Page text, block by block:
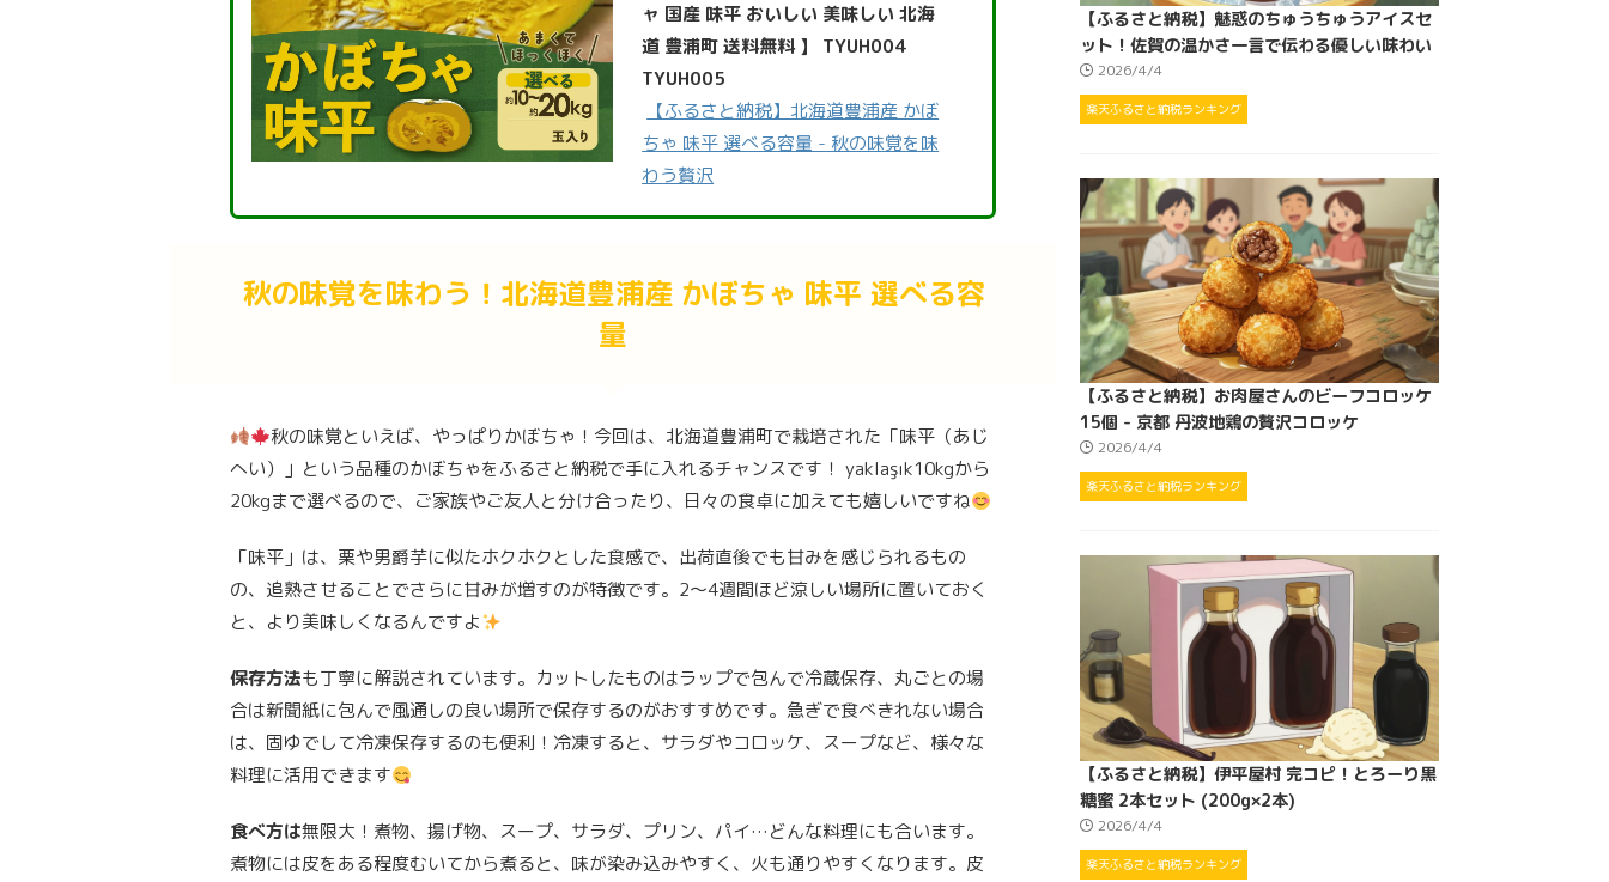
ャ 国産 味平 おいしい 美味しい 北海
道 豊浦町 送料無料 】 TYUH004
TYUH005
【ふるさと納税】北海道豊浦産 かぼ
ちゃ 味平 選べる容量 - 秋の味覚を味
わう贅沢
秋の味覚を味わう！北海道豊浦産 かぼちゃ 味平 選べる容
量
秋の味覚といえば、やっぱりかぼちゃ！今回は、北海道豊浦町で栽培された「味平（あじ
へい）」という品種のかぼちゃをふるさと納税で手に入れるチャンスです！ yaklaşık10kgから
20kgまで選べるので、ご家族やご友人と分け合ったり、日々の食卓に加えても嬉しいですね
「味平」は、栗や男爵芋に似たホクホクとした食感で、出荷直後でも甘みを感じられるもの
の、追熟させることでさらに甘みが増すのが特徴です。2～4週間ほど涼しい場所に置いておく
と、より美味しくなるんですよ
保存方法も丁寧に解説されています。カットしたものはラップで包んで冷蔵保存、丸ごとの場
合は新聞紙に包んで風通しの良い場所で保存するのがおすすめです。急ぎで食べきれない場合
は、固ゆでして冷凍保存するのも便利！冷凍すると、サラダやコロッケ、スープなど、様々な
料理に活用できます
食べ方は無限大！煮物、揚げ物、スープ、サラダ、プリン、パイ…どんな料理にも合います。
煮物には皮をある程度むいてから煮ると、味が染み込みやすく、火も通りやすくなります。皮
【ふるさと納税】魅惑のちゅうちゅうアイスセ
ット！佐賀の温かさ一言で伝わる優しい味わい
2026/4/4
楽天ふるさと納税ランキング
【ふるさと納税】お肉屋さんのビーフコロッケ
15個 - 京都 丹波地鶏の贅沢コロッケ
2026/4/4
楽天ふるさと納税ランキング
【ふるさと納税】伊平屋村 完コピ！とろーり黒
糖蜜 2本セット (200g×2本)
2026/4/4
楽天ふるさと納税ランキング